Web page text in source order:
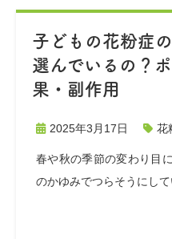
子どもの花粉症
選んでいるの？
果・副作用
2025年3月17日 花
春や秋の季節の変わり目
のかゆみでつらそうにし